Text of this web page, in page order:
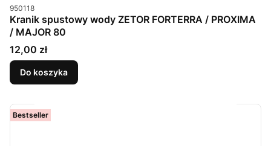
Kod produktu
950118
Kranik spustowy wody ZETOR FORTERRA / PROXIMA
/ MAJOR 80
Cena
12,00 zł
Do koszyka
Bestseller